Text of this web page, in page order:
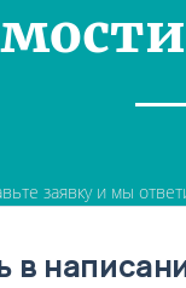
заявку и мы
в